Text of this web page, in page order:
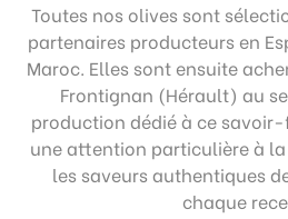
Toutes nos olives sont
partenaires producteurs en
Maroc. Elles sont ensuite
Frontignan (Hérault) au
production dédié à ce
une attention particulière à
les saveurs authentiques
chaque